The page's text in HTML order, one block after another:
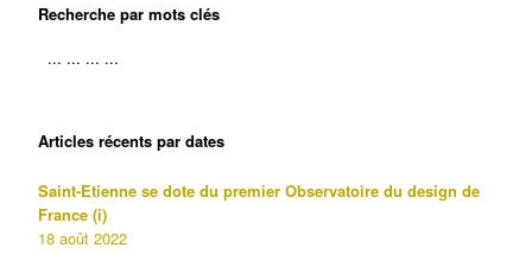
Recherche par mots clés
Articles récents par dates
Saint-Etienne se dote du premier Observatoire du design de
France (i)
18 août 2022